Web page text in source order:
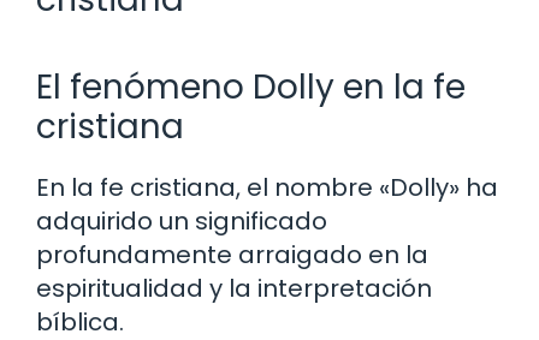
El fenómeno Dolly en la fe
cristiana
En la fe cristiana, el nombre «Dolly» ha
adquirido un significado
profundamente arraigado en la
espiritualidad y la interpretación
bíblica.